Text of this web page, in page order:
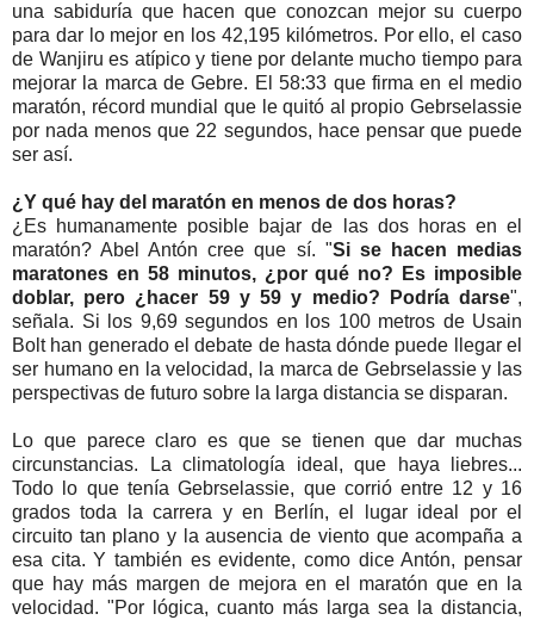
una sabiduría que hacen que conozcan mejor su cuerpo
para dar lo mejor en los 42,195 kilómetros. Por ello, el caso
de Wanjiru es atípico y tiene por delante mucho tiempo para
mejorar la marca de Gebre. El 58:33 que firma en el medio
maratón, récord mundial que le quitó al propio Gebrselassie
por nada menos que 22 segundos, hace pensar que puede
ser así.
¿Y qué hay del maratón en menos de dos horas?
¿Es humanamente posible bajar de las dos horas en el
maratón? Abel Antón cree que sí. "Si se hacen medias
maratones en 58 minutos, ¿por qué no? Es imposible
doblar, pero ¿hacer 59 y 59 y medio? Podría darse",
señala. Si los 9,69 segundos en los 100 metros de Usain
Bolt han generado el debate de hasta dónde puede llegar el
ser humano en la velocidad, la marca de Gebrselassie y las
perspectivas de futuro sobre la larga distancia se disparan.
Lo que parece claro es que se tienen que dar muchas
circunstancias. La climatología ideal, que haya liebres...
Todo lo que tenía Gebrselassie, que corrió entre 12 y 16
grados toda la carrera y en Berlín, el lugar ideal por el
circuito tan plano y la ausencia de viento que acompaña a
esa cita. Y también es evidente, como dice Antón, pensar
que hay más margen de mejora en el maratón que en la
velocidad. "Por lógica, cuanto más larga sea la distancia,